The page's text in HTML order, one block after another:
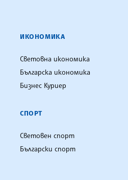
ИКОНОМИКА
Световна икономика
Българска икономика
Бизнес Куриер
СПОРТ
Световен спорт
Български спорт